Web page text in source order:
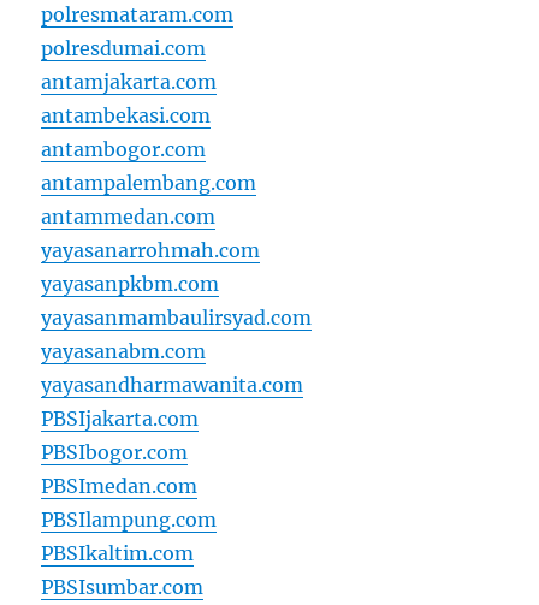
polresmataram.com
polresdumai.com
antamjakarta.com
antambekasi.com
antambogor.com
antampalembang.com
antammedan.com
yayasanarrohmah.com
yayasanpkbm.com
yayasanmambaulirsyad.com
yayasanabm.com
yayasandharmawanita.com
PBSIjakarta.com
PBSIbogor.com
PBSImedan.com
PBSIlampung.com
PBSIkaltim.com
PBSIsumbar.com